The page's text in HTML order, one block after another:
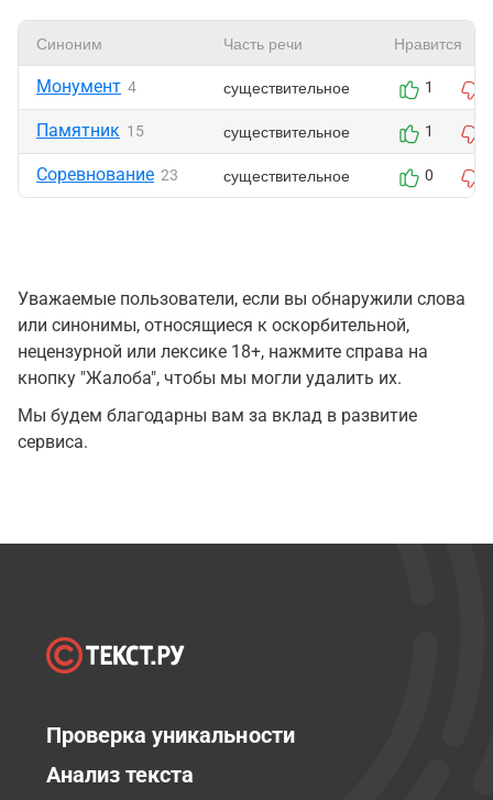
Синоним Часть речи Нравится
Монумент 4 существительное 1
Памятник 15 существительное 1
Соревнование 23 существительное 0
Уважаемые пользователи, если вы обнаружили слова
или синонимы, относящиеся к оскорбительной,
нецензурной или лексике 18+, нажмите справа на
кнопку "Жалоба", чтобы мы могли удалить их.
Мы будем благодарны вам за вклад в развитие
сервиса.
Проверка уникальности
Анализ текста